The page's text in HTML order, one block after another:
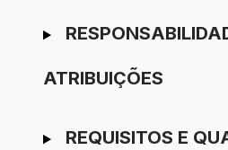
ATRIBUIÇÕES
REQUISITOS E